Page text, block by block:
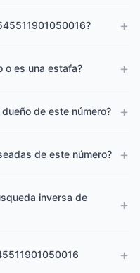
+
o es una estafa? +
de este número? +
de este número? +
inversa de
+
+